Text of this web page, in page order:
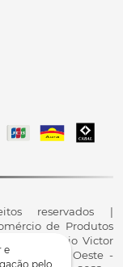
e
pelo
reservados |
de Produtos
| R. Antônio Victor
Tereza do Oeste -